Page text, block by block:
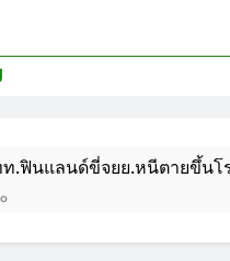
อบ พร้อมเตือนอย่าหลงเชื่อรีวิว
มใหญ่ออสซี่พาสาวไทยวัย 17 เข้า
นหมดวาระ! สภาเมืองพัทยา ผ่าน
ฟินแลนด์ขี่จยย.หนีตายขึ้นโร